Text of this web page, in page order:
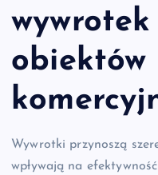
obiektów
Wywrotki przynoszą
wpływają na